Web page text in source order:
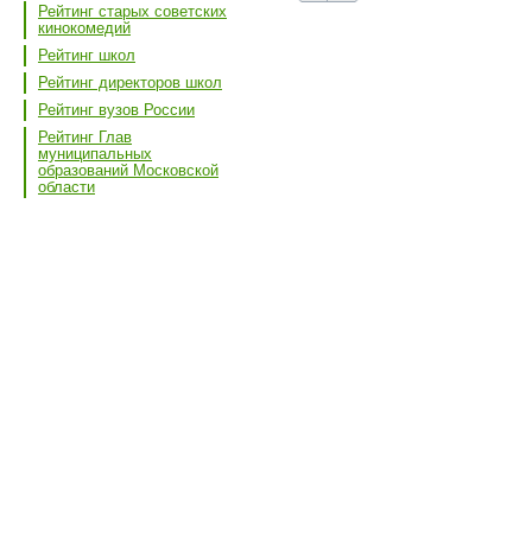
Рейтинг старых советских
кинокомедий
Рейтинг школ
Рейтинг директоров школ
Рейтинг вузов России
Рейтинг Глав
муниципальных
образований Московской
области